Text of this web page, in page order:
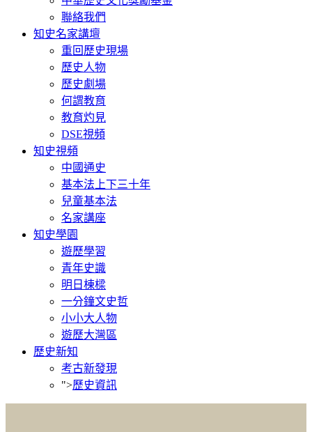
聯絡我們
知史名家講壇
重回歷史現場
歷史人物
歷史劇場
何謂教育
教育灼見
DSE視頻
知史視頻
中國通史
基本法上下三十年
兒童基本法
名家講座
知史學園
遊歷學習
青年史識
明日棟樑
一分鐘文史哲
小小大人物
遊歷大灣區
歷史新知
考古新發現
">歷史資訊